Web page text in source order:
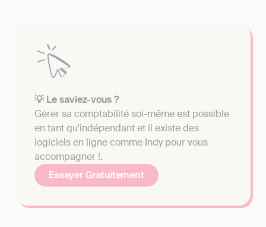
💡 Le saviez-vous ?
Gérer sa comptabilité soi-même est possible
en tant qu'indépendant et il existe des
logiciels en ligne comme Indy pour vous
accompagner !.
Essayer Gratuitement